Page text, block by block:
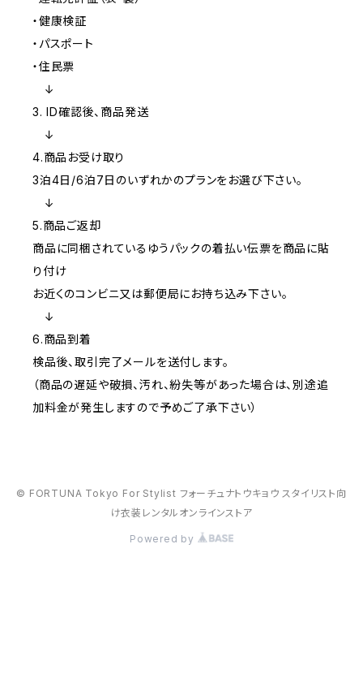
・健康検証
・パスポート
・住民票
↓
3. ID確認後、商品発送
↓
4.商品お受け取り
3泊4日/6泊7日のいずれかのプランをお選び下さい。
↓
5.商品ご返却
商品に同梱されているゆうパックの着払い伝票を商品に貼
り付け
お近くのコンビニ又は郵便局にお持ち込み下さい。
↓
6.商品到着
検品後、取引完了メールを送付します。
（商品の遅延や破損、汚れ、紛失等があった場合は、別途追
加料金が発生しますので予めご了承下さい）
© FORTUNA Tokyo For Stylist フォーチュナトウキョウ スタイリスト向
け衣装レンタルオンラインストア
Powered by